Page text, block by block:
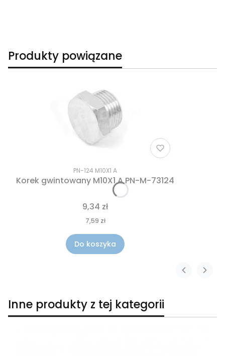
Produkty powiązane
PN-124 M10X1 A
Korek gwintowany M10X1 A PN-M-73124
9,34 zł
7,59 zł
Do koszyka
Inne produkty z tej kategorii